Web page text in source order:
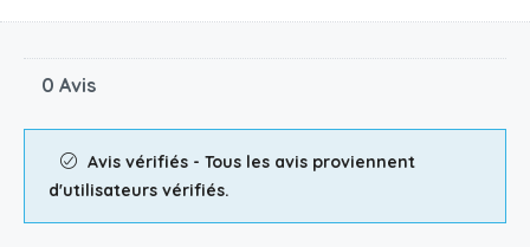
0 Avis
Avis vérifiés - Tous les avis proviennent
d'utilisateurs vérifiés.